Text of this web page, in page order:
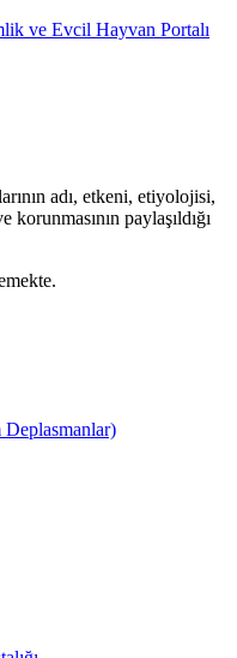
ve Evcil Hayvan Portalı
adı, etkeni, etiyolojisi,
paylaşıldığı